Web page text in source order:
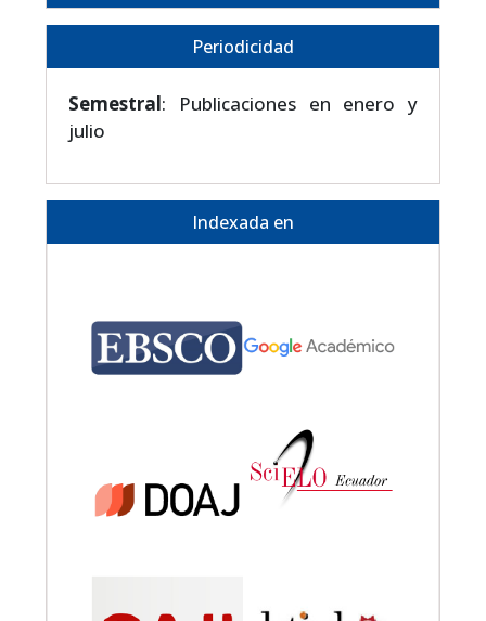
Periodicidad
Semestral: Publicaciones en enero y
julio
Indexada en